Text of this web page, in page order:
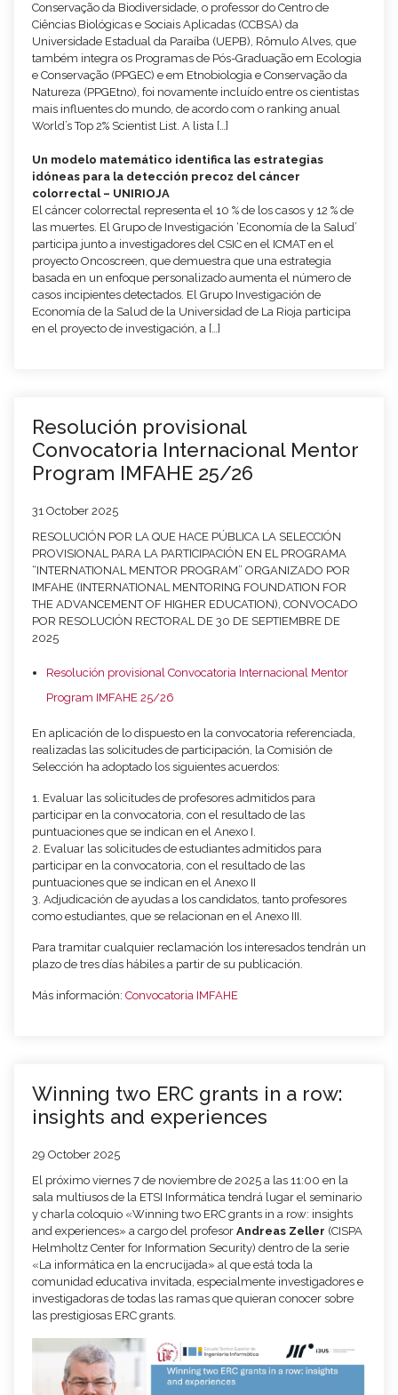
Conservação da Biodiversidade, o professor do Centro de
Ciências Biológicas e Sociais Aplicadas (CCBSA) da
Universidade Estadual da Paraíba (UEPB), Rômulo Alves, que
também integra os Programas de Pós-Graduação em Ecologia
e Conservação (PPGEC) e em Etnobiologia e Conservação da
Natureza (PPGEtno), foi novamente incluído entre os cientistas
mais influentes do mundo, de acordo com o ranking anual
World’s Top 2% Scientist List. A lista […]
Un modelo matemático identifica las estrategias
idóneas para la detección precoz del cáncer
colorrectal – UNIRIOJA
El cáncer colorrectal representa el 10 % de los casos y 12 % de
las muertes. El Grupo de Investigación ‘Economía de la Salud’
participa junto a investigadores del CSIC en el ICMAT en el
proyecto Oncoscreen, que demuestra que una estrategia
basada en un enfoque personalizado aumenta el número de
casos incipientes detectados. El Grupo Investigación de
Economía de la Salud de la Universidad de La Rioja participa
en el proyecto de investigación, a […]
Resolución provisional
Convocatoria Internacional Mentor
Program IMFAHE 25/26
31 October 2025
RESOLUCIÓN POR LA QUE HACE PÚBLICA LA SELECCIÓN
PROVISIONAL PARA LA PARTICIPACIÓN EN EL PROGRAMA
“INTERNATIONAL MENTOR PROGRAM” ORGANIZADO POR
IMFAHE (INTERNATIONAL MENTORING FOUNDATION FOR
THE ADVANCEMENT OF HIGHER EDUCATION), CONVOCADO
POR RESOLUCIÓN RECTORAL DE 30 DE SEPTIEMBRE DE
2025
Resolución provisional Convocatoria Internacional Mentor
Program IMFAHE 25/26
En aplicación de lo dispuesto en la convocatoria referenciada,
realizadas las solicitudes de participación, la Comisión de
Selección ha adoptado los siguientes acuerdos:
1. Evaluar las solicitudes de profesores admitidos para
participar en la convocatoria, con el resultado de las
puntuaciones que se indican en el Anexo I.
2. Evaluar las solicitudes de estudiantes admitidos para
participar en la convocatoria, con el resultado de las
puntuaciones que se indican en el Anexo II
3. Adjudicación de ayudas a los candidatos, tanto profesores
como estudiantes, que se relacionan en el Anexo III.
Para tramitar cualquier reclamación los interesados tendrán un
plazo de tres días hábiles a partir de su publicación.
Más información: Convocatoria IMFAHE
Winning two ERC grants in a row:
insights and experiences
29 October 2025
El próximo viernes 7 de noviembre de 2025 a las 11:00 en la
sala multiusos de la ETSI Informática tendrá lugar el seminario
y charla coloquio «Winning two ERC grants in a row: insights
and experiences» a cargo del profesor Andreas Zeller (CISPA
Helmholtz Center for Information Security) dentro de la serie
«La informática en la encrucijada» al que está toda la
comunidad educativa invitada, especialmente investigadores e
investigadoras de todas las ramas que quieran conocer sobre
las prestigiosas ERC grants.